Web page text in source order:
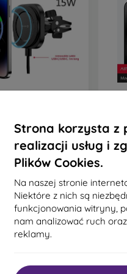
Strona korzysta z
realizacji usług i
Plików Cookies.
Na naszej stronie
Niektóre z nich są
funkcjonowania witryny,
nam analizować ruch
reklamy.
COMPACT z
ładowaniem
15W/7,5W
128,90 zł
stanie: > 5 szt.